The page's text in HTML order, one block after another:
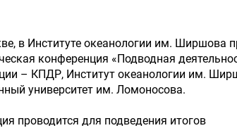
в Институте океанологии им. Ширшова
конференция «Подводная
– КПДР, Институт океанологии им.
университет им. Ломоносова.
проводится для подведения итогов